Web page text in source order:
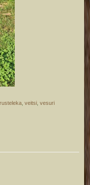
,veitsi ,vesuri